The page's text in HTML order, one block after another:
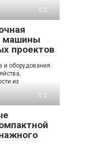
0
машины
проектов
и оборудования
из
0